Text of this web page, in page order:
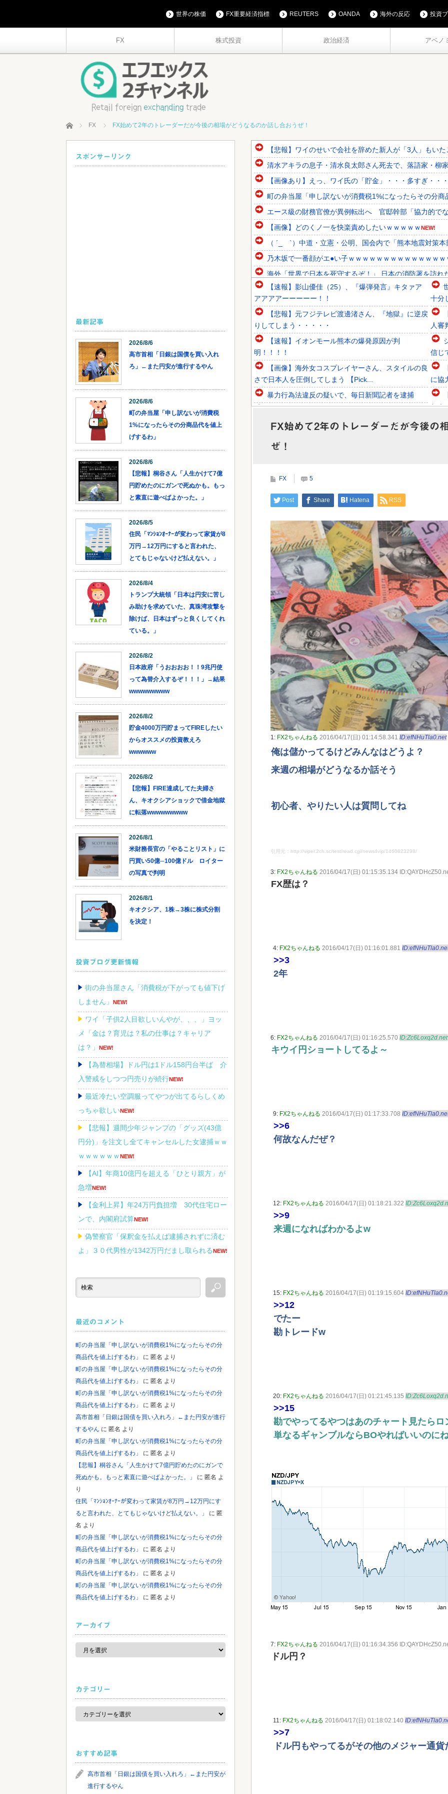
FX 株式投資 政治経済 アベノ
世界の株価 FX重要経済指標 REUTERS OANDA 海外の反応 投資
ホーム FX FX始めて2年のトレーダーだが今後の相場がどうなるのか話し合おうぜ！
【悲報】ワイのせいで会社を辞めた新人が「3人」もい
清水アキラの息子・清水良太郎さん死去で、落語家・柳
【画像あり】えっ、ワイ氏の「貯金」・・・多すぎ・・
町の弁当屋「申し訳ないが消費税1%になったらその分商
エース級の財務官僚が異例転出へ 官邸幹部「協力的で
【画像】どのくノ一を快楽責めしたいｗｗｗｗｗNEW!
（ ´_ゝ`）中道・立憲・公明、国会内で「熊本地震対策
乃木坂で一番顔がエ●い子ｗｗｗｗｗｗｗｗｗｗｗｗｗ
海外「世界で日本を死守するぞ！」 日本の消防署を訪れ
韓国人「大統領が直接乗り出して大韓サッカー協会の
韓国人「意外に日本との関係が深い地球の裏側の国が
韓国人「SKハイニックスが10%台の暴落！外国人投資
Powered by livedoor 相互RSS
【速報】影山優佳（25）、『爆弾発言』キタァア
アアアアーーーーー！！
【悲報】元フジテレビ渡邊渚さん、『地獄』に逆戻
りしてしまう・・・・・
【速報】イオンモール熊本の爆発原因が判
明！！！！
【画像】海外女コスプレイヤーさん、スタイルの良
さで日本人を圧倒してしまう 【Pick...
暴力行為法違反の疑いで、毎日新聞記者を逮捕
で神社行きます」←これ
外でも流行りだした結果がこちらw w ...
Powered by livedoor 相互RSS
十分
人審
信じ
に協
と！
FX始めて2年のトレーダーだが今後の
ぜ！
FX 5
Post Share Hatena RSS
1: FX2ちゃんねる 2016/04/17(日) 01:14:58.341 ID:efNHuTla0.net
俺は儲かってるけどみんなはどうよ？
来週の相場がどうなるか話そう
初心者、やりたい人は質問してね
引用元：http://viper.2ch.sc/test/read.cgi/news4vip/1460823298/
3: FX2ちゃんねる 2016/04/17(日) 01:15:35.134
FX歴は？
4: FX2ちゃんねる 2016/04/17(日) 01:16:01.881
>>3
2年
6: FX2ちゃんねる 2016/04/17(日) 01:16:25.570 ID:Zc6Loxq2d.net
キウイ円ショートしてるよ～
9: FX2ちゃんねる 2016/04/17(日) 01:17:33.708
>>6
何故なんだぜ？
12: FX2ちゃんねる 2016/04/17(日) 01:18:21.322
>>9
来週になればわかるよw
15: FX2ちゃんねる 2016/04/17(日) 01:19:15.604
>>12
でたー
勘トレードw
20: FX2ちゃんねる 2016/04/17(日) 01:21:45.135
>>15
勘でやってるやつはあのチャート見たら
単なるギャンブルならBOやればいいのに
7: FX2ちゃんねる 2016/04/17(日) 01:16:34.356
ドル円？
11: FX2ちゃんねる 2016/04/17(日) 01:18:02.140
>>7
ドル円もやってるがその他のメジャー通
スポンサーリンク
最新記事
2026/8/6
高市首相「日銀は国債を買い入れ
ろ」←また円安が進行するやん
2026/8/6
町の弁当屋「申し訳ないが消費税
1%になったらその分商品代を値上
げするわ」
2026/8/6
【悲報】桐谷さん「人生かけて7億
円貯めたのにガンで死ぬかも。もっ
と素直に遊べばよかった。」
2026/8/5
住民「ﾏﾝｼｮﾝｵｰﾅｰが変わって家賃が8
万円→12万円にすると言われた、
とてもじゃないけど払えない。」
2026/8/4
トランプ大統領「日本は円安に苦し
み助けを求めていた、真珠湾攻撃を
除けば、日本はずっと良くしてくれ
ている。」
2026/8/2
日本政府「うおおおお！！9兆円使
って為替介入するぞ！！！」→結果
wwwwwwwww
2026/8/2
貯金4000万円貯まってFIREしたい
からオススメの投資教えろ
wwwwww
2026/8/2
【悲報】FIRE達成してた夫婦さ
ん、キオクシアショックで借金地獄
に転落wwwwwwwww
2026/8/1
米財務長官の「やることリスト」に
円買い50億─100億ドル ロイター
の写真で判明
2026/8/1
キオクシア、1株→3株に株式分割
を決定！
投資ブログ更新情報
街の弁当屋さん「消費税が下がっても値下げ
しません」
NEW!
ワイ「子供2人目欲しいんやが、、、」ヨッ
メ「金は？育児は？私の仕事は？キャリア
は？」
NEW!
【為替相場】ドル円は1ドル158円台半ば 介
入警戒をしつつ円売りが続行NEW!
最近冷たい空調服ってやつが出てるらしくめ
っちゃ欲しいNEW!
【悲報】週間少年ジャンプの「グッズ(43億
円分)」を注文し全てキャンセルした女逮捕ｗｗ
ｗｗｗｗｗｗNEW!
【AI】年商10億円を超える「ひとり親方」が
急増NEW!
【金利上昇】年24万円負担増 30代住宅ロー
ンで、内閣府試算NEW!
偽警察官「保釈金を払えば逮捕されずに済む
よ」３０代男性が1342万円だまし取られるNEW!
た…」ワイ「はえーかわいそう…会社滅茶苦茶
やろなぁ」NEW!
Powered by livedoor 相互RSS
最近のコメント
町の弁当屋「申し訳ないが消費税1%になったらその分
商品代を値上げするわ」
に 匿名 より
町の弁当屋「申し訳ないが消費税1%になったらその分
商品代を値上げするわ」
に 匿名 より
町の弁当屋「申し訳ないが消費税1%になったらその分
商品代を値上げするわ」
に 匿名 より
高市首相「日銀は国債を買い入れろ」←また円安が進行
するやん に 匿名 より
町の弁当屋「申し訳ないが消費税1%になったらその分
商品代を値上げするわ」
に 匿名 より
【悲報】桐谷さん「人生かけて7億円貯めたのにガンで
死ぬかも。もっと素直に遊べばよかった。」
に 匿名 よ
り
住民「ﾏﾝｼｮﾝｵｰﾅｰが変わって家賃が8万円→12万円にす
ると言われた、とてもじゃないけど払えない。」
に 匿
名 より
町の弁当屋「申し訳ないが消費税1%になったらその分
商品代を値上げするわ」
に 匿名 より
町の弁当屋「申し訳ないが消費税1%になったらその分
商品代を値上げするわ」
に 匿名 より
町の弁当屋「申し訳ないが消費税1%になったらその分
商品代を値上げするわ」
に 匿名 より
アーカイブ
ア
カ
カテゴリー
カ
ゴ
おすすめ記事
高市首相「日銀は国債を買い入れろ」←また円安が
進行するやん